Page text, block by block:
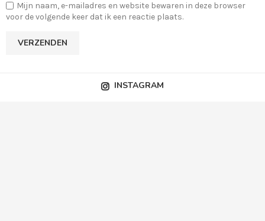
Mijn naam, e-mailadres en website bewaren in deze browser
voor de volgende keer dat ik een reactie plaats.
INSTAGRAM